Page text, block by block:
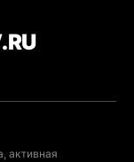
активная